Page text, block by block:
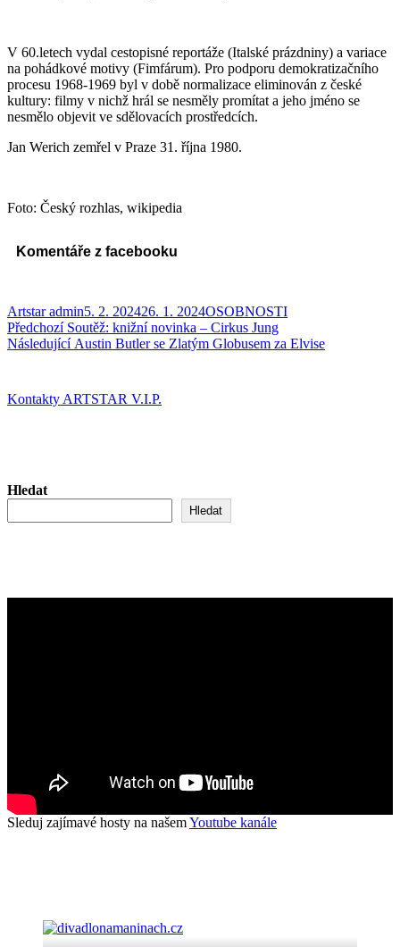
V 60.letech vydal cestopisné reportáže (Italské prázdniny) a variace
na pohádkové motivy (Fimfárum). Pro podporu demokratizačního
procesu 1968-1969 byl v době normalizace eliminován z české
kultury: filmy v nichž hrál se nesměly promítat a jeho jméno se
nesmělo objevit ve sdělovacích prostředcích.
Jan Werich zemřel v Praze 31. října 1980.
Foto: Český rozhlas, wikipedia
Komentáře z facebooku
Autor:
Artstar adminPublikováno:
5. 2. 202426. 1. 2024Rubriky:
OSOBNOSTI
Navigace
pro
Předchozí Předchozí
příspěvek:
Soutěž: knižní novinka – Cirkus Jung
Následující Následující
Austin Butler se Zlatým Globusem za Elvise
Kontakty ARTSTAR V.I.P.
Hledat
Hledat
Sleduj zajímavé hosty na našemYoutube kanále